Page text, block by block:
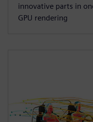
innovative parts in
GPU rendering